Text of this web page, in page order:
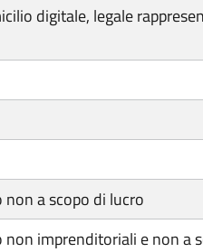
digitale, legale
a scopo di lucro
imprenditoriali e non a